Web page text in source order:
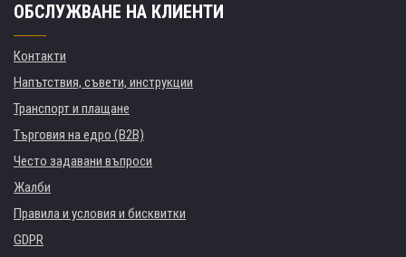
ОБСЛУЖВАНЕ НА КЛИЕНТИ
Контакти
Напътствия, съвети, инструкции
Транспорт и плащане
Търговия на едро (B2B)
Често задавани въпроси
Жалби
Правила и условия и бисквитки
GDPR